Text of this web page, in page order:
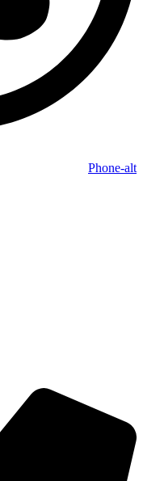
Phone-alt